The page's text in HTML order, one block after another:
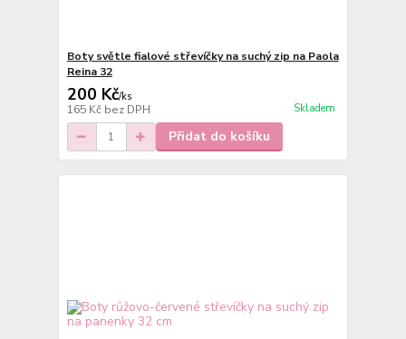
Boty světle fialové střevíčky na suchý zip na Paola
Reina 32
200 Kč/ks
165 Kč bez DPH Skladem
Přidat do košíku